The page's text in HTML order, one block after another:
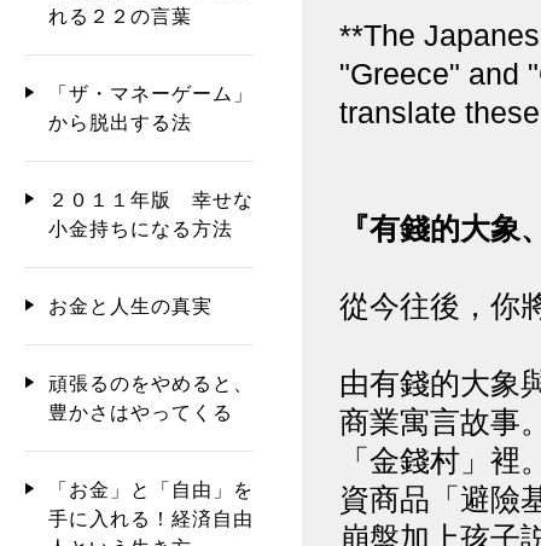
**The
"Greece" and
translate
『有錢的大象
從今往後，你
由有錢的大象
商業寓言故事
「金錢村」
資商品「避險
崩盤加上孩子
れる２２の言葉
「ザ・マネーゲーム」
から脱出する法
２０１１年版 幸せな
小金持ちになる方法
お金と人生の真実
頑張るのをやめると、
豊かさはやってくる
「お金」と「自由」を
手に入れる！経済自由